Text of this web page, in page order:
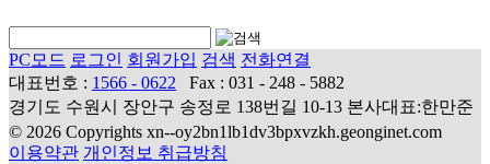
PC모드 로그인 회원가입 검색 전화연결
대표번호 : 1566 - 0622
Fax : 031 - 248 - 5882
경기도 수원시 장안구 송정로 138번길 10-13 본사대표:한만준
© 2026 Copyrights xn--oy2bn1lb1dv3bpxvzkh.geonginet.com
이용약관 개인정보 취급방침